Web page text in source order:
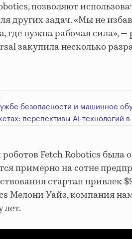
позволяют
других задач. «Мы не
нужна рабочая сила», —
закупила несколько
безопасности и машинное
перспективы AI-технологий в
Fetch Robotics была
примерно на сотне
стартап привлек
Мелони Уайз, компания